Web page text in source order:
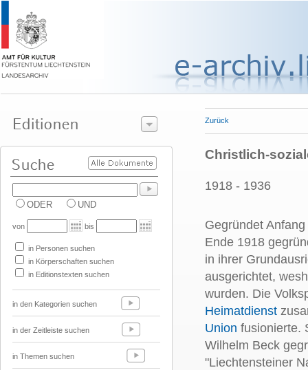
ODER UND
von bis
in Personen suchen
in Körperschaften suchen
in Editionstexten suchen
in den Kategorien suchen
in der Zeitleiste suchen
in Themen suchen
Zurück
Christlich-
1918 - 1936
Gegründet
Ende 1918
in ihrer
ausgerichtet,
wurden. Die
Heimatdienst
Union fusionierte.
Wilhelm Beck
"Liechtensteiner